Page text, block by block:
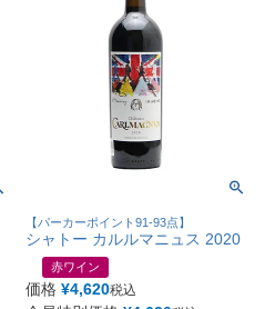
【パーカーポイント91-93点】
シャトー カルルマニュス 2020
赤ワイン
価格 ¥4,620税込